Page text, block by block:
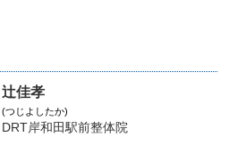
辻佳孝
(つじよしたか)
DRT岸和田駅前整体院